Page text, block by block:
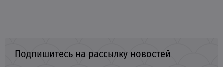
Подпишитесь на рассылку новостей